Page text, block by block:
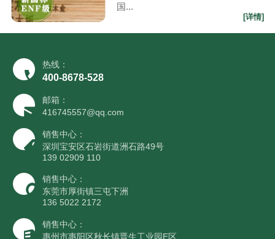
国...
[详情]
热线：
400-8678-528
邮箱：
416745557@qq.com
销售中心：
深圳宝安区石岩街道洲石路49号
139 02909 110
销售中心：
东莞市厚街镇三屯下洲
136 5022 2172
销售中心：
惠州市惠阳区秋长镇晋生工业园E区